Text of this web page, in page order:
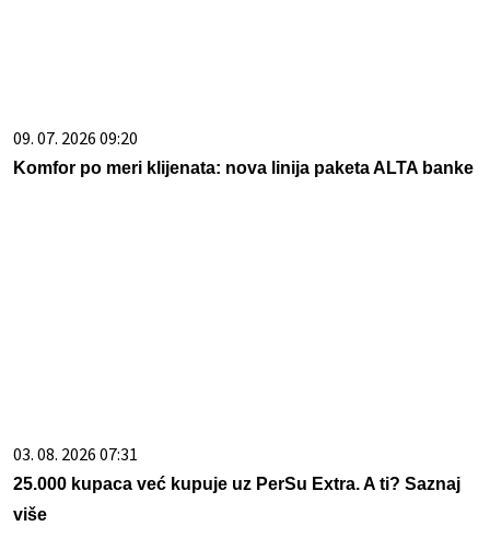
09. 07. 2026 09:20
Komfor po meri klijenata: nova linija paketa ALTA banke
03. 08. 2026 07:31
25.000 kupaca već kupuje uz PerSu Extra. A ti? Saznaj
više